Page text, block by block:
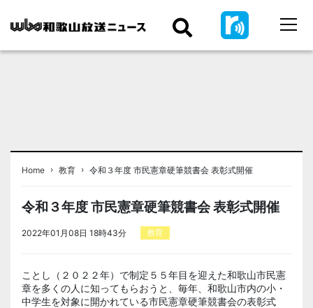
Home › 教育 › 令和３年度 市民憲章硬筆競書会 表彰式開催
令和３年度 市民憲章硬筆競書会 表彰式開催
2022年01月08日 18時43分 教育
ことし（２０２２年）で制定５５年目を迎えた和歌山市民憲
章を多くの人に知ってもらおうと、毎年、和歌山市内の小・
中学生を対象に開かれている市民憲章硬筆競書会の表彰式